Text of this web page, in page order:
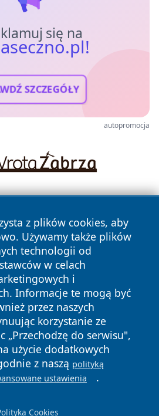
się na
SZCZEGÓŁY
autopromocja
z plików cookies, aby
Używamy także plików
technologii od
w celach
i
Informacje te mogą być
przez naszych
korzystanie ze
„Przechodzę do serwisu",
użycie dodatkowych
z naszą polityką
ustawienia .
Cookies
Wszystkie prawa
Polityka
Cookies